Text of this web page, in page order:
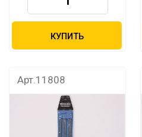
КУПИТЬ
Арт.11808